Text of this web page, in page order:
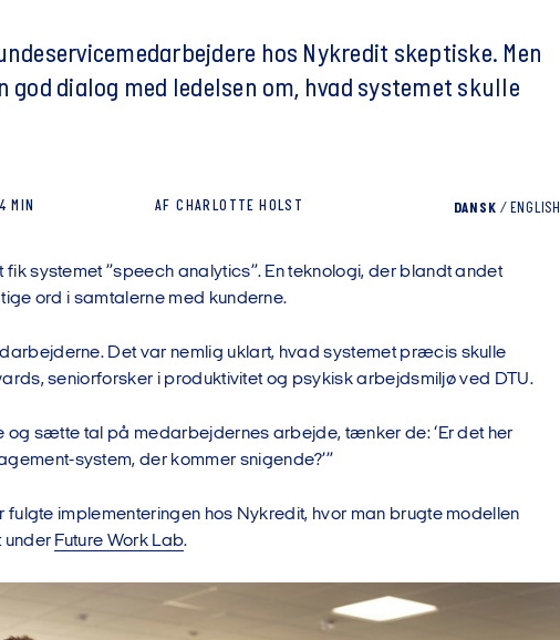
hos Nykredit skeptiske. Men
god dialog med ledelsen om, hvad systemet skulle
4 MIN AFCHARLOTTEHOLST DANSK / ENGLISH
systemet ”speech analytics”. En teknologi, der blandt andet
ord i samtalerne med kunderne.
Det var nemlig uklart, hvad systemet præcis skulle
seniorforsker i produktivitet og psykisk arbejdsmiljø ved DTU.
og sætte tal på medarbejdernes arbejde, tænker de: ‘Er det her
system, der kommer snigende?’”
fulgte implementeringen hos Nykredit, hvor man brugte modellen
under Future Work Lab.